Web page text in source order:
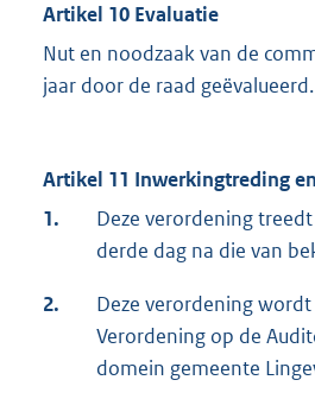
Artikel 10 Evaluatie
Nut en noodzaak van de
jaar door de raad geëvalueerd.
Artikel 11 Inwerkingtreding
1.
Deze verordening
derde dag na die van
2.
Deze verordening
Verordening op de
domein gemeente